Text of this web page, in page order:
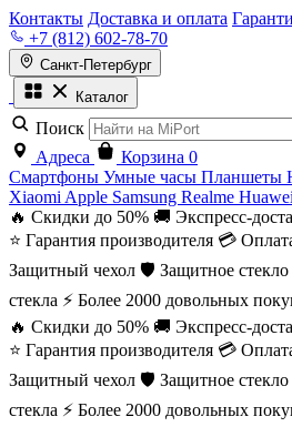
Контакты Доставка и оплата
+7 (812) 602-78-70
Санкт-Петербург
Каталог
Поиск
Адреса Корзина 0
Смартфоны Умные часы Планшеты
Xiaomi Apple Samsung Realme Huawei
🔥 Скидки до 50% 🚚 Экспресс-
⭐ Гарантия производителя 💳
Защитный чехол 🛡️ Защитное стекло
стекла ⚡ Более 2000 довольных
🔥 Скидки до 50% 🚚 Экспресс-
⭐ Гарантия производителя 💳
Защитный чехол 🛡️ Защитное стекло
стекла ⚡ Более 2000 довольных